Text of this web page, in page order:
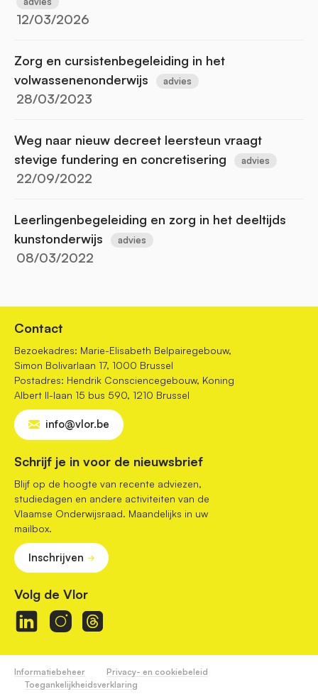
12/03/2026
Zorg en cursistenbegeleiding in het
volwassenenonderwijs
advies
28/03/2023
Weg naar nieuw decreet leersteun vraagt
stevige fundering en concretisering
advies
22/09/2022
Leerlingenbegeleiding en zorg in het deeltijds
kunstonderwijs
advies
08/03/2022
Contact
Bezoekadres: Marie-Elisabeth Belpairegebouw,
Simon Bolivarlaan 17, 1000 Brussel
Postadres: Hendrik Consciencegebouw, Koning
Albert II-laan 15 bus 590, 1210 Brussel
info@vlor.be
Schrijf je in voor de nieuwsbrief
Blijf op de hoogte van recente adviezen,
studiedagen en andere activiteiten van de
Vlaamse Onderwijsraad. Maandelijks in uw
mailbox.
Inschrijven
Volg de Vlor
Informatiebeheer
Privacy- en cookiebeleid
Toegankelijkheidsverklaring